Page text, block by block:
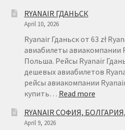
RYANAIR ГДАНЬСК
April 10, 2026
Ryanair Гданьск от 63 zł
авиабилеты авиакомпании
Польша. Рейсы Ryanair
дешевых авиабилетов
рейсы авиакомпании
купить… Read more:
RYANAIR СОФИЯ,
April 9, 2026